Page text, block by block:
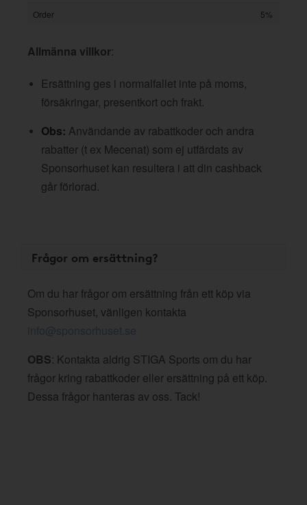
Order 5%
Allmänna villkor:
Ersättning ges i normalfallet inte på moms,
försäkringar, presentkort och frakt.
Obs: Användande av rabattkoder och andra
rabatter (t ex Mecenat) som ej utfärdats av
Sponsorhuset kan resultera i att din cashback
går förlorad.
Frågor om ersättning?
Om du har frågor om ersättning från ett köp via
Sponsorhuset, vänligen kontakta
info@sponsorhuset.se
OBS: Kontakta aldrig STIGA Sports om du har
frågor kring rabattkoder eller ersättning på ett köp.
Dessa frågor hanteras av oss. Tack!